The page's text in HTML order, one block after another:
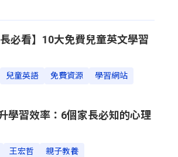
長必看】10大免費兒童英文學習
兒童英語 免費資源 學習網站
學習效率：6個家長必知的心理
王宏哲 親子教養